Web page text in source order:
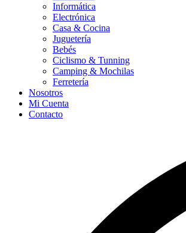
Informática
Electrónica
Casa & Cocina
Juguetería
Bebés
Ciclismo & Tunning
Camping & Mochilas
Ferretería
Nosotros
Mi Cuenta
Contacto